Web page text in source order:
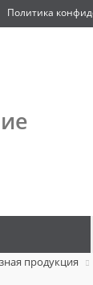
Политика
продукция